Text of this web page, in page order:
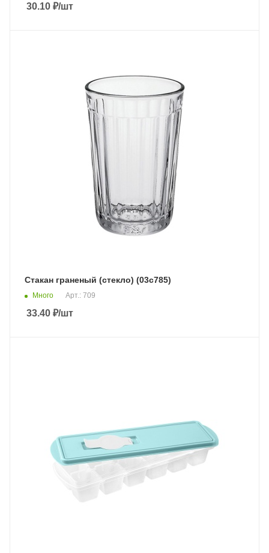
30.10 ₽/шт
Стакан граненый (стекло) (03с785)
Много Арт.: 709
33.40 ₽/шт